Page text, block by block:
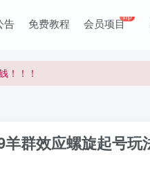
告 免费教程 会员项目vip
！！！
！！！
群效应螺旋起号